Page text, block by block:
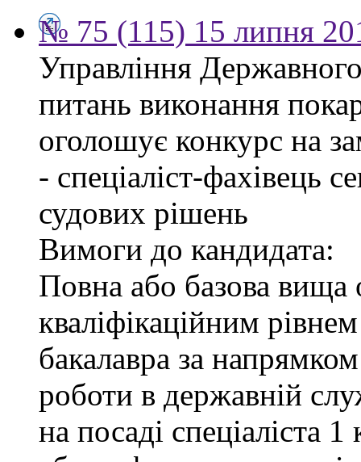
№ 75 (115) 15 липня
Управління
питань виконання
оголошує конкурс на
- спеціаліст-фахівець
судових рішень
Вимоги до кандидата:
Повна або базова вища
кваліфікаційним
бакалавра за
роботи в державній
на посаді спеціаліста